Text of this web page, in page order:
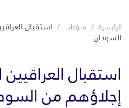
الرئيسية منوعات استقبال
السودان
استقبال
إجلاؤهم من